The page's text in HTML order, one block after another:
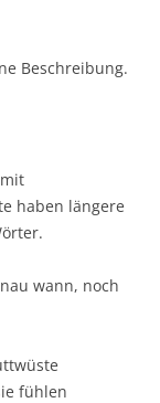
Beschreibung.
haben längere
wann, noch
fühlen